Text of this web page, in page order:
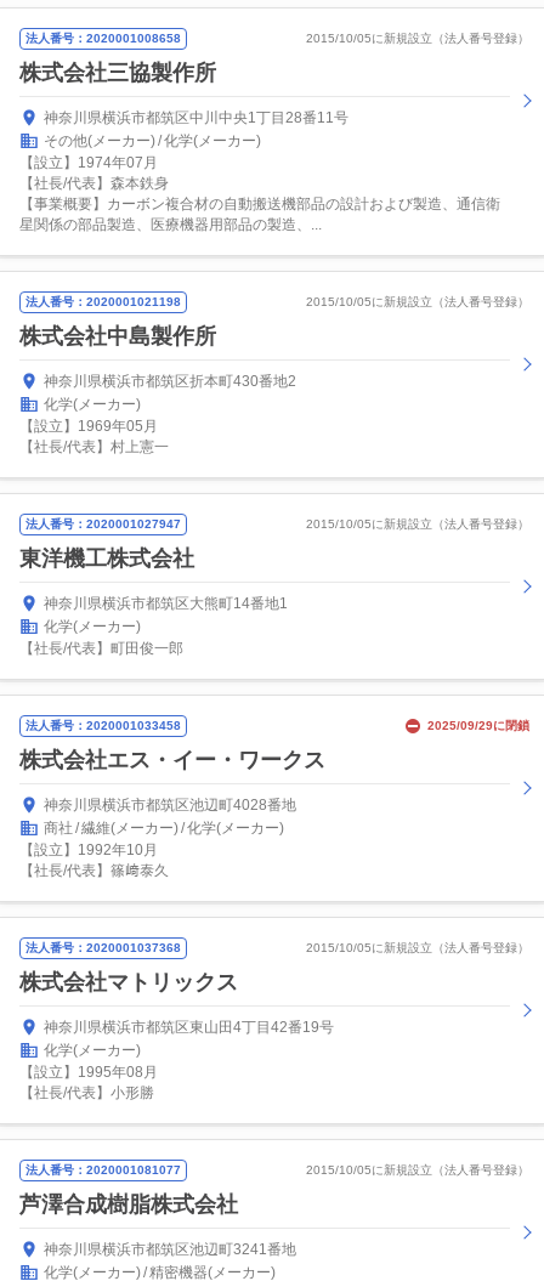
法人番号：2020001008658 2015/10/05に新規設立（法人番号登録）
株式会社三協製作所
神奈川県横浜市都筑区中川中央1丁目28番11号
その他(メーカー) 化学(メーカー)
【設立】1974年07月
【社長/代表】森本鉄身
【事業概要】カーボン複合材の自動搬送機部品の設計および製造、通信衛
星関係の部品製造、医療機器用部品の製造、...
法人番号：2020001021198 2015/10/05に新規設立（法人番号登録）
株式会社中島製作所
神奈川県横浜市都筑区折本町430番地2
化学(メーカー)
【設立】1969年05月
【社長/代表】村上憲一
法人番号：2020001027947 2015/10/05に新規設立（法人番号登録）
東洋機工株式会社
神奈川県横浜市都筑区大熊町14番地1
化学(メーカー)
【社長/代表】町田俊一郎
法人番号：2020001033458 2025/09/29に閉鎖
株式会社エス・イー・ワークス
神奈川県横浜市都筑区池辺町4028番地
商社 繊維(メーカー) 化学(メーカー)
【設立】1992年10月
【社長/代表】篠﨑泰久
法人番号：2020001037368 2015/10/05に新規設立（法人番号登録）
株式会社マトリックス
神奈川県横浜市都筑区東山田4丁目42番19号
化学(メーカー)
【設立】1995年08月
【社長/代表】小形勝
法人番号：2020001081077 2015/10/05に新規設立（法人番号登録）
芦澤合成樹脂株式会社
神奈川県横浜市都筑区池辺町3241番地
化学(メーカー) 精密機器(メーカー)